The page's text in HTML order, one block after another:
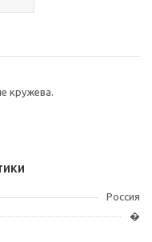
кружева.
Россия
�